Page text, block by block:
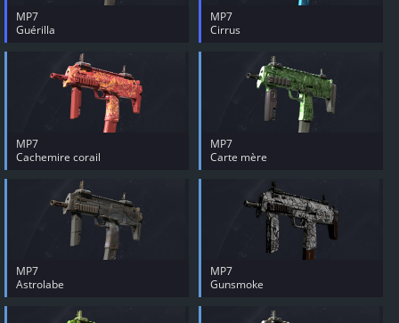
MP7
Guérilla
MP7
Cirrus
MP7
Cachemire corail
MP7
Carte mère
MP7
Astrolabe
MP7
Gunsmoke